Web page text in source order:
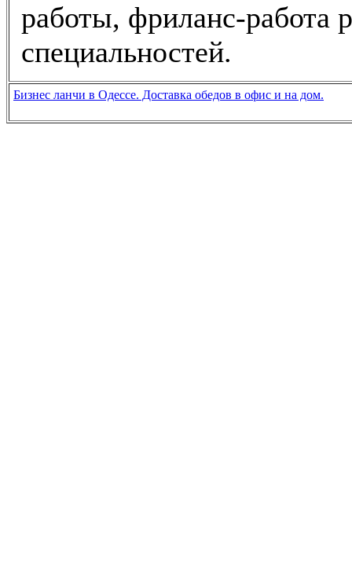
работы, фриланс-работа
специальностей.
Бизнес ланчи в Одессе. Доставка обедов в офис и на дом.